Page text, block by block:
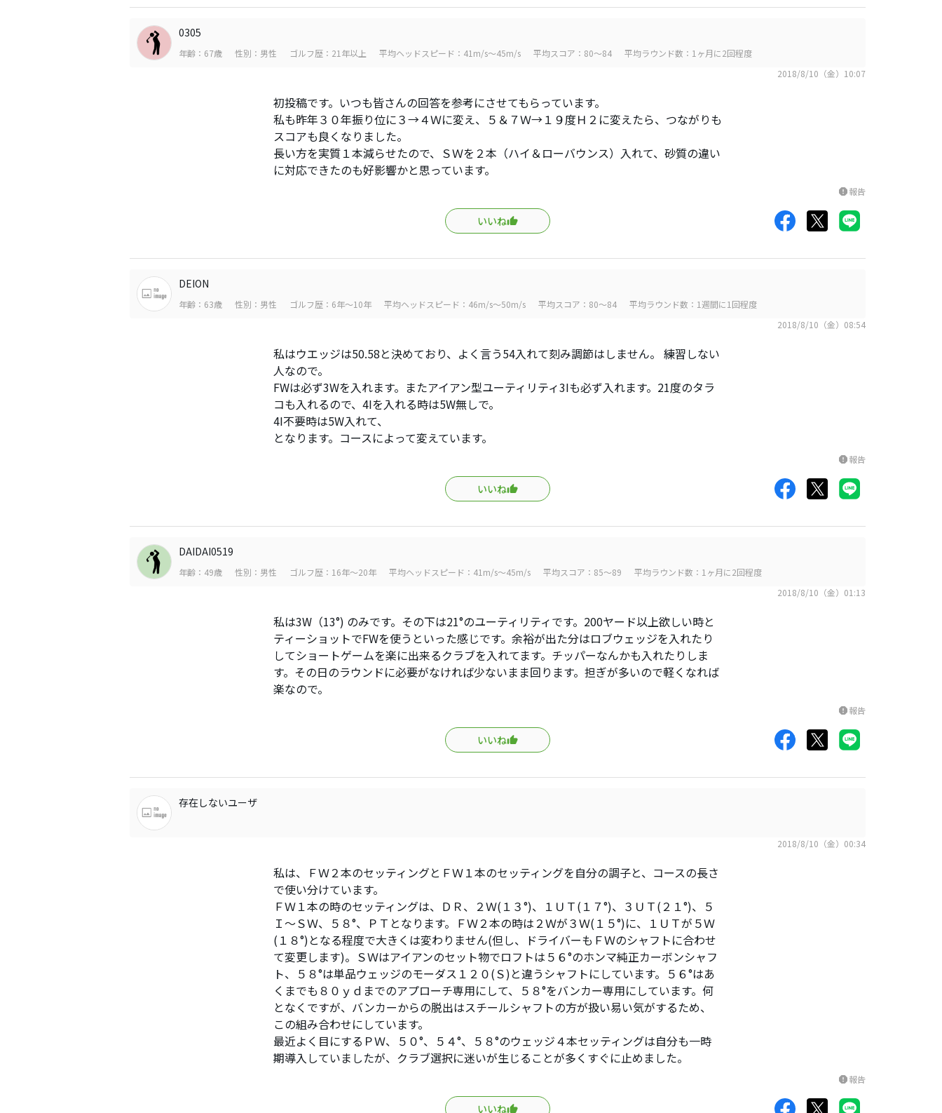
0305
年齢：67歳 性別：男性 ゴルフ歴：21年以上 平均ヘッドスピード：41m/s～45m/s 平均スコア：80～84
平均ラウンド数：1ヶ月に2回程度
2018/8/10（金）10:07
初投稿です。いつも皆さんの回答を参考にさせてもらっています。
私も昨年３０年振り位に３→４Ｗに変え、５＆７Ｗ→１９度Ｈ２に変えたら、つながりも
スコアも良くなりました。
長い方を実質１本減らせたので、ＳＷを２本（ハイ＆ローバウンス）入れて、砂質の違い
に対応できたのも好影響かと思っています。
report報告
いいね
DEION
年齢：63歳 性別：男性 ゴルフ歴：6年～10年 平均ヘッドスピード：46m/s～50m/s 平均スコア：80～84
平均ラウンド数：1週間に1回程度
2018/8/10（金）08:54
私はウエッジは50.58と決めており、よく言う54入れて刻み調節はしません。 練習しない
人なので。
FWは必ず3Wを入れます。またアイアン型ユーティリティ3Iも必ず入れます。21度のタラ
コも入れるので、4Iを入れる時は5W無しで。
4I不要時は5W入れて、
となります。コースによって変えています。
report報告
いいね
DAIDAI0519
年齢：49歳 性別：男性 ゴルフ歴：16年～20年 平均ヘッドスピード：41m/s～45m/s 平均スコア：85～89
平均ラウンド数：1ヶ月に2回程度
2018/8/10（金）01:13
私は3W（13°) のみです。その下は21°のユーティリティです。200ヤード以上欲しい時と
ティーショットでFWを使うといった感じです。余裕が出た分はロブウェッジを入れたり
してショートゲームを楽に出来るクラブを入れてます。チッパーなんかも入れたりしま
す。その日のラウンドに必要がなければ少ないまま回ります。担ぎが多いので軽くなれば
楽なので。
report報告
いいね
存在しないユーザ
2018/8/10（金）00:34
私は、ＦＷ２本のセッティングとＦＷ１本のセッティングを自分の調子と、コースの長さ
で使い分けています。
ＦＷ１本の時のセッティングは、ＤＲ、２Ｗ(１３°)、１ＵＴ(１７°)、３ＵＴ(２１°)、５
Ｉ〜ＳＷ、５８°、ＰＴとなります。ＦＷ２本の時は２Ｗが３Ｗ(１５°)に、１ＵＴが５Ｗ
(１８°)となる程度で大きくは変わりません(但し、ドライバーもＦＷのシャフトに合わせ
て変更します)。ＳＷはアイアンのセット物でロフトは５６°のホンマ純正カーボンシャフ
ト、５８°は単品ウェッジのモーダス１２０(Ｓ)と違うシャフトにしています。５６°はあ
くまでも８０ｙｄまでのアプローチ専用にして、５８°をバンカー専用にしています。何
となくですが、バンカーからの脱出はスチールシャフトの方が扱い易い気がするため、
この組み合わせにしています。
最近よく目にするＰＷ、５０°、５４°、５８°のウェッジ４本セッティングは自分も一時
期導入していましたが、クラブ選択に迷いが生じることが多くすぐに止めました。
report報告
いいね